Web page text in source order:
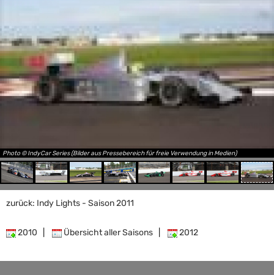
Photo © IndyCar Series (Bilder aus Pressebereich für freie Verwendung in Medien)
zurück: Indy Lights - Saison 2011
2010 Übersicht aller Saisons 2012